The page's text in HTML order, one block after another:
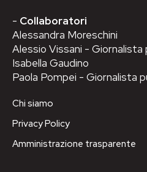
- Collaboratori
Alessandra Moreschini
Alessio Vissani -
Isabella Gaudino
Paola Pompei - Giornalista
Chi siamo
Privacy Policy
Amministrazione trasparente